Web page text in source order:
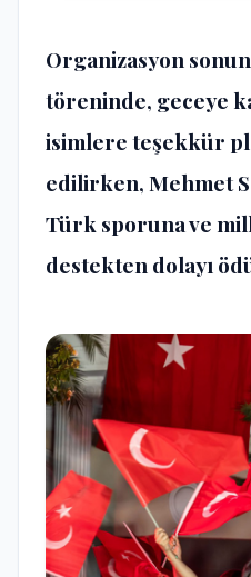
Organizasyon
töreninde, geceye
isimlere teşekkür
edilirken, Mehmet
Türk sporuna ve
destekten dolayı